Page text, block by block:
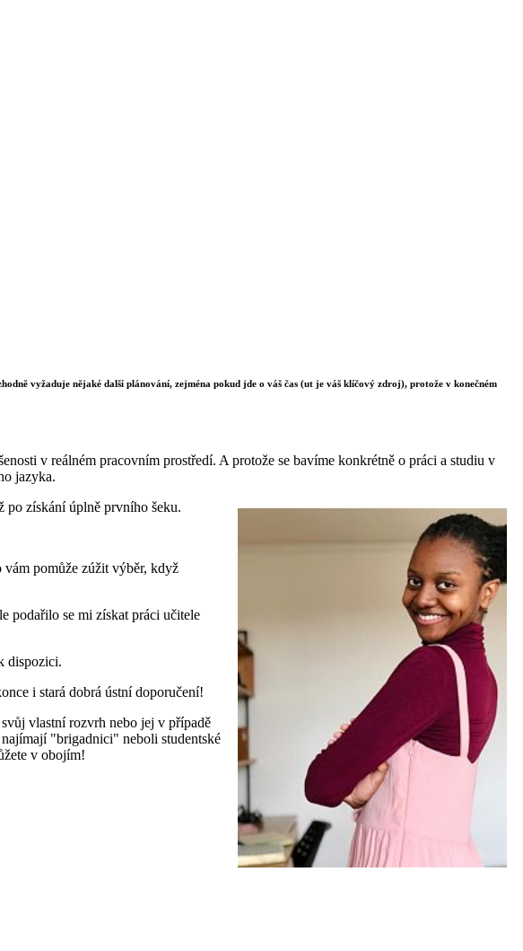
vyžaduje nějaké další plánování, zejména pokud jde o váš čas (ut je váš klíčový zdroj), protože v konečném
v reálném pracovním prostředí. A protože se bavíme konkrétně o práci a studiu v
jazyka.
po získání úplně prvního šeku.
pomůže zúžit výběr, když
podařilo se mi získat práci učitele
dispozici.
i stará dobrá ústní doporučení!
vlastní rozvrh nebo jej v případě
"brigadnici" neboli studentské
v obojím!